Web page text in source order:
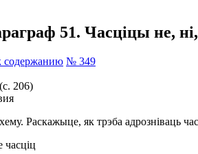
51. Часціцы не,
содержанию № 349
206)
Раскажыце, як трэба адрозніваць
часціц